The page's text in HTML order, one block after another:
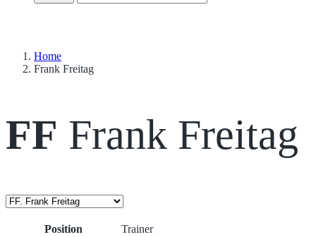
Home
Frank Freitag
FF Frank Freitag
Position
Trainer